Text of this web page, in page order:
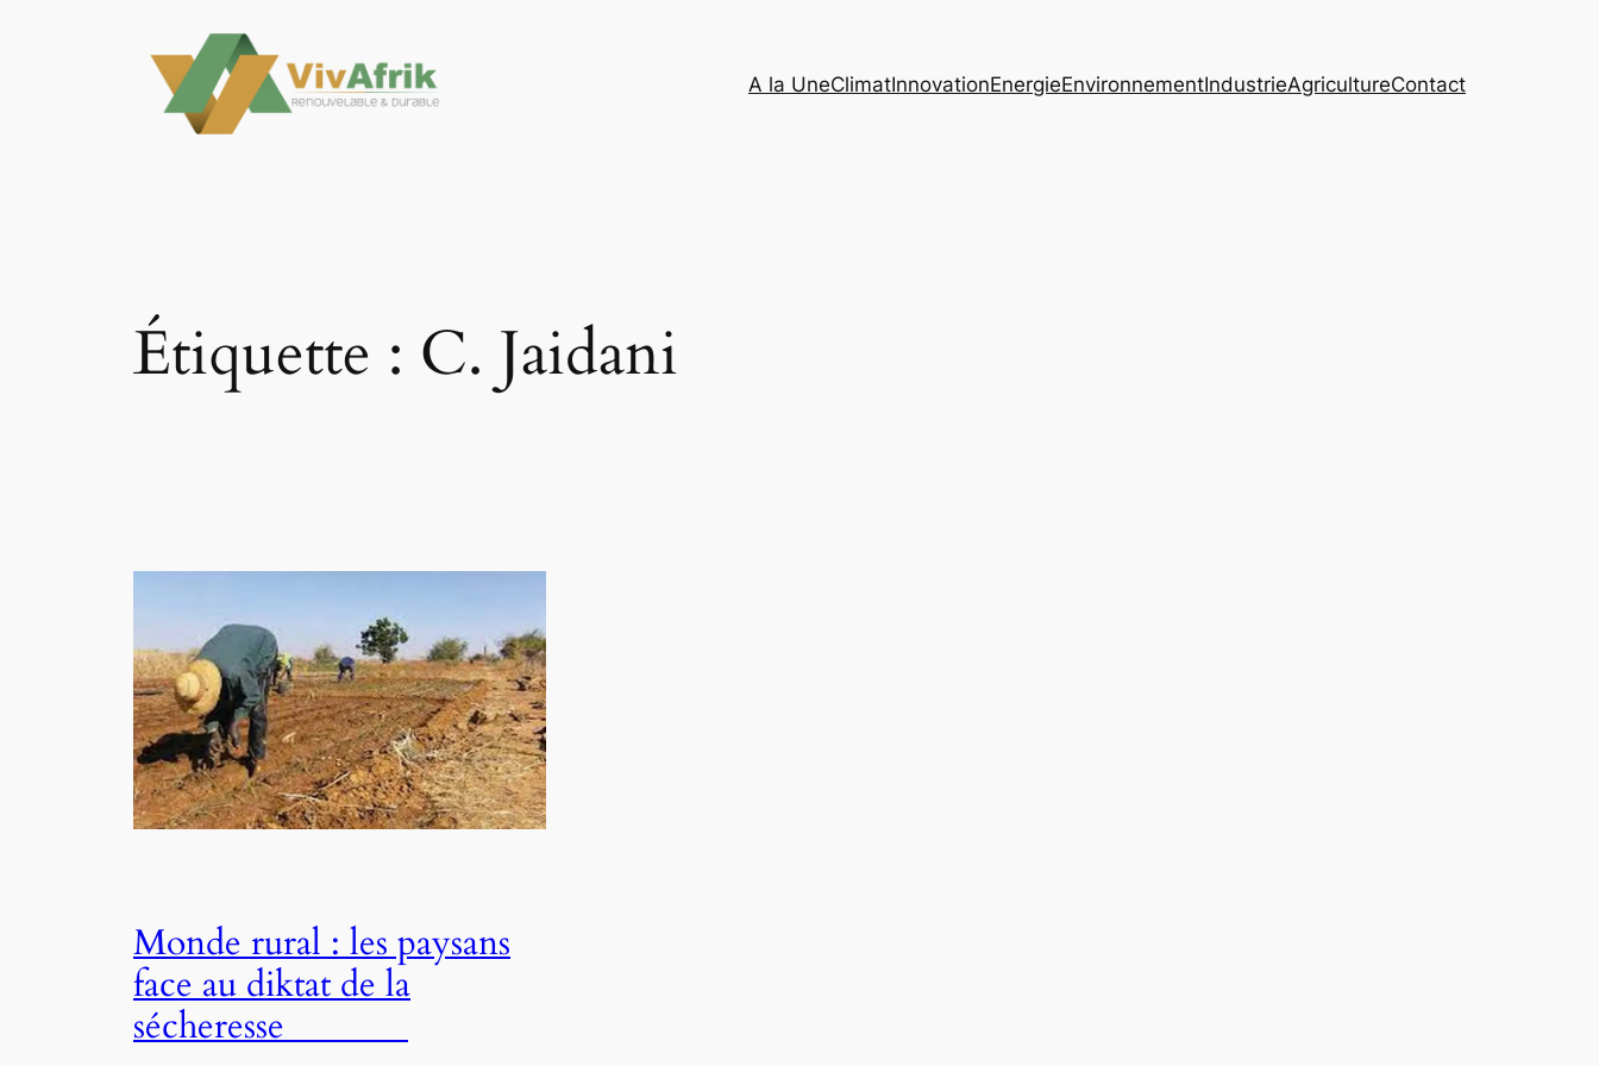
A la UneClimatInnovationEnergieEnvironnementIndustrieAgricultureContact
Étiquette : C. Jaidani
Monde rural : les paysans
face au diktat de la
sécheresse